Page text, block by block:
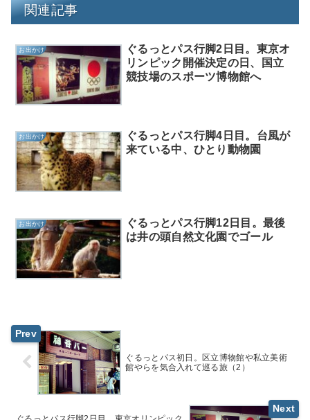
関連記事
お出かけ
ぐるっとパス行脚2日目。東京オ
リンピック開催決定の日、国立
競技場のスポーツ博物館へ
お出かけ
ぐるっとパス行脚4日目。台風が
来ている中、ひとり動物園
お出かけ
ぐるっとパス行脚12日目。最後
は井の頭自然文化園でゴール
ぐるっとパス初日。区立博物館や私立美術
館やらを気合入れて巡る旅（2）